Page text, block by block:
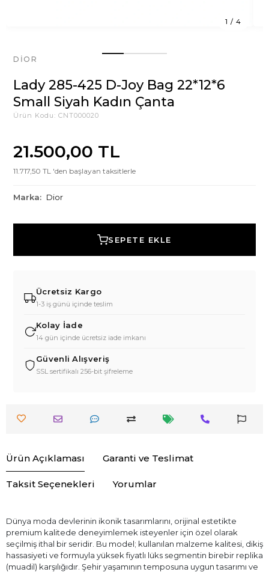
1 / 4
DIOR
Lady 285-425 D-Joy Bag 22*12*6
Small Siyah Kadın Çanta
Ürün Kodu: CNT000020
21.500,00 TL
11.717,50 TL 'den başlayan taksitlerle
Marka: Dior
SEPETE EKLE
Ücretsiz Kargo
1-3 iş günü içinde teslim
Kolay İade
14 gün içinde ücretsiz iade imkanı
Güvenli Alışveriş
SSL sertifikalı 256-bit şifreleme
Ürün Açıklaması Garanti ve Teslimat
Taksit Seçenekleri Yorumlar
Dünya moda devlerinin ikonik tasarımlarını, orijinal estetikte
premium kalitede deneyimlemek isteyenler için özel olarak
seçilmiş ithal bir seridir. Bu model; kullanılan malzeme kalitesi, dikiş
hassasiyeti ve formuyla yüksek fiyatlı lüks segmentin birebir replika
(muadil) karşılığıdır. Şehir yaşamının temposuna uygun tasarımı ve